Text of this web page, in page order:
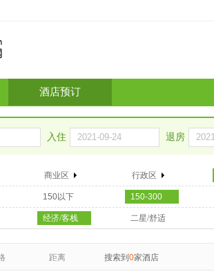
酒店预订
入住 退房
商业区 行政区
150以下 150-300
经济/客栈 二星/舒适
距离 搜索到 0家酒店